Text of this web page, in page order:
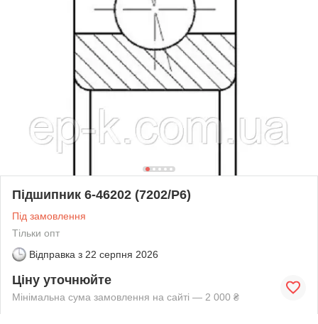
Підшипник 6-46202 (7202/Р6)
Під замовлення
Тільки опт
Відправка з 22 серпня 2026
Ціну уточнюйте
Мінімальна сума замовлення на сайті — 2 000 ₴